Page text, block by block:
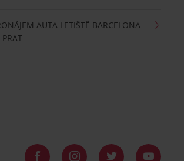
AUTA LETIŠTĚ BARCELONA
PRAT